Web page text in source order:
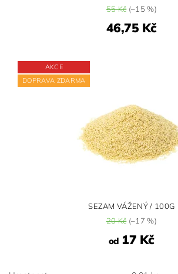
55 Kč(–15 %)
46,75 Kč
AKCE
DOPRAVA ZDARMA
SEZAM VÁŽENÝ / 100G
20 Kč(–17 %)
od17 Kč